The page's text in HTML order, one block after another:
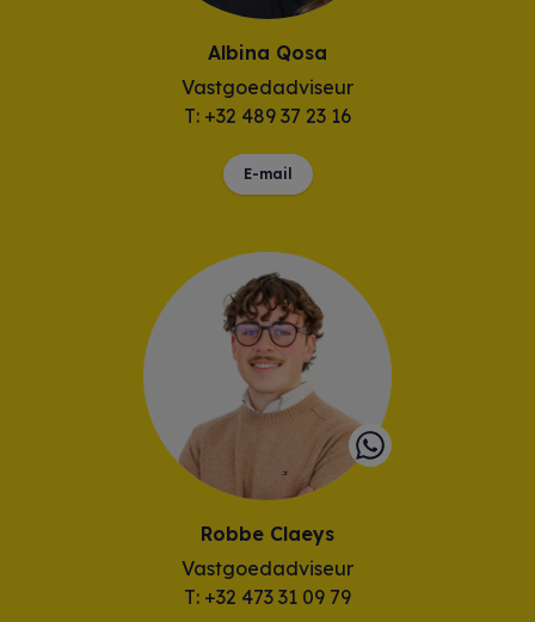
Albina Qosa
Vastgoedadviseur
T: +32 489 37 23 16
E-mail
Robbe Claeys
Vastgoedadviseur
T: +32 473 31 09 79